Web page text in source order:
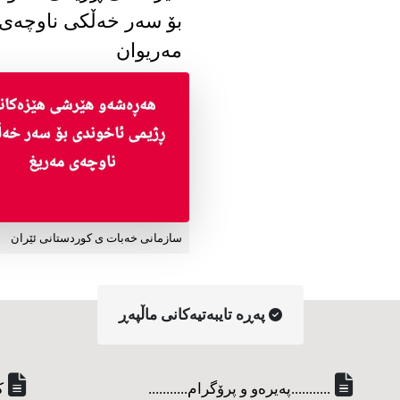
بۆ سەر خەڵکی
مەریوان
سازمانی خەبات ی کوردستانی ئێران
په‌ڕه‌ تایبه‌تیه‌کانی ماڵپه‌ڕ
...........په‌یره‌و و پرۆگرام...........